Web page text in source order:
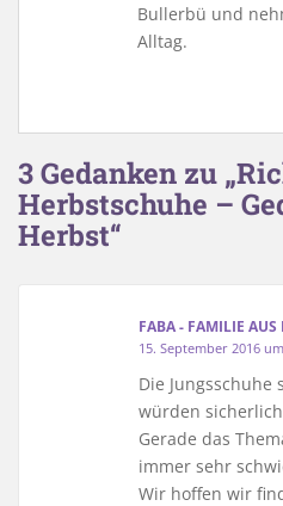
Bullerbü und
Alltag.
3 Gedanken zu
Herbstschuhe –
Herbst“
FABA - FAMILIE AUS
15. September 2016
Die Jungsschuhe
würden
Gerade das
immer sehr
Wir hoffen wir